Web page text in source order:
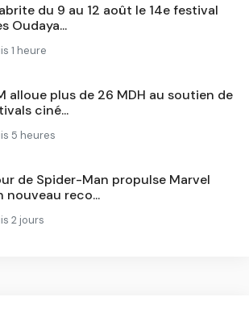
du 9 au 12 août le 14e festival
Oudaya...
1 heure
alloue plus de 26 MDH au soutien de
ciné...
5 heures
de Spider-Man propulse Marvel
nouveau reco...
2 jours